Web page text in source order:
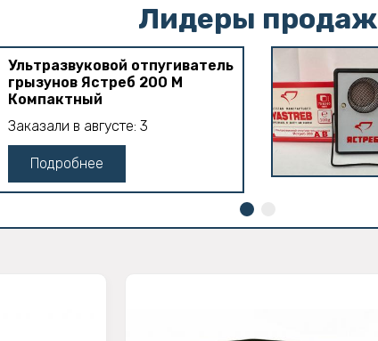
Лидеры продаж
Ультразвуковой отпугиватель
грызунов Ястреб 200 М
Компактный
Заказали в августе: 3
Подробнее